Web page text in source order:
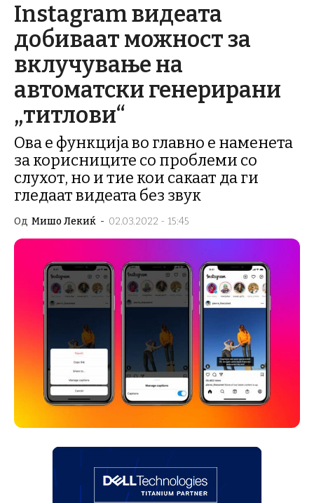
Instagram видеата
добиваат можност за
вклучување на
автоматски генерирани
„титлови“
Ова е функција во главно е наменета
за корисниците со проблеми со
слухот, но и тие кои сакаат да ги
гледаат видеата без звук
Од Мишо Лекиќ - 02.03.2022 - 15:45